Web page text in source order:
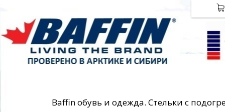
Baffin обувь и одежда. Стельки с